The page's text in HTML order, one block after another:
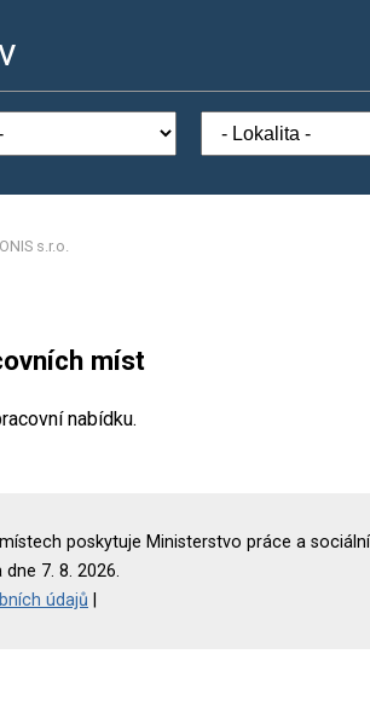
s.r.o.
míst
nabídku.
poskytuje Ministerstvo práce a
7. 8. 2026.
údajů